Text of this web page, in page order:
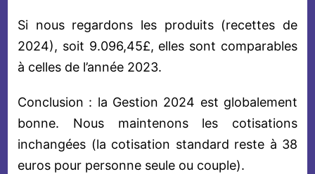
Si nous regardons les produits (recettes de
2024), soit 9.096,45£, elles sont comparables
à celles de l’année 2023.
Conclusion : la Gestion 2024 est globalement
bonne. Nous maintenons les cotisations
inchangées (la cotisation standard reste à 38
euros pour personne seule ou couple).